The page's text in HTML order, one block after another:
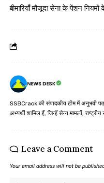
बीमारियाँ मौजूदा सेना के पेंशन
NEWS DESK
SSBCrack की संपादकीय टीम में अनुभवी
अभ्यर्थी शामिल हैं, जिन्हें सैन्य मामलों,
Leave a Comment
Your email address will not be